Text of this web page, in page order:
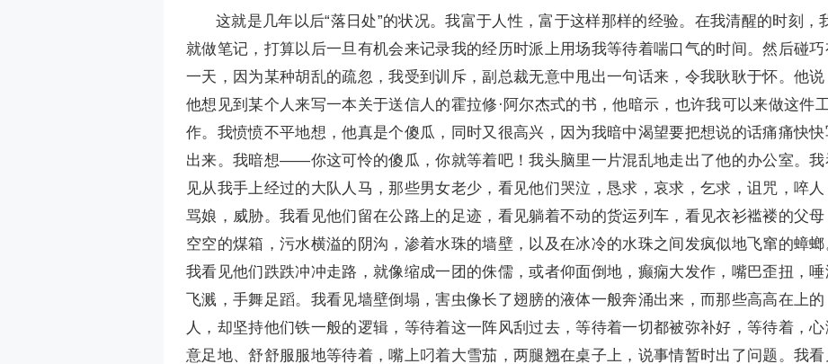
这就是几年以后“落日处”的状况。我富于人性，富于这样那样的经验。在我清醒的时刻，
就做笔记，打算以后一旦有机会来记录我的经历时派上用场我等待着喘口气的时间。然后碰巧
一天，因为某种胡乱的疏忽，我受到训斥，副总裁无意中甩出一句话来，令我耿耿于怀。他说
他想见到某个人来写一本关于送信人的霍拉修·阿尔杰式的书，他暗示，也许我可以来做这件工
作。我愤愤不平地想，他真是个傻瓜，同时又很高兴，因为我暗中渴望要把想说的话痛痛快快
出来。我暗想——你这可怜的傻瓜，你就等着吧！我头脑里一片混乱地走出了他的办公室。我
见从我手上经过的大队人马，那些男女老少，看见他们哭泣，恳求，哀求，乞求，诅咒，啐人
骂娘，威胁。我看见他们留在公路上的足迹，看见躺着不动的货运列车，看见衣衫褴褛的父母
空空的煤箱，污水横溢的阴沟，渗着水珠的墙壁，以及在冰冷的水珠之间发疯似地飞窜的蟑螂
我看见他们跌跌冲冲走路，就像缩成一团的侏儒，或者仰面倒地，癫痫大发作，嘴巴歪扭，唾
飞溅，手舞足蹈。我看见墙壁倒塌，害虫像长了翅膀的液体一般奔涌出来，而那些高高在上的
人，却坚持他们铁一般的逻辑，等待着这一阵风刮过去，等待着一切都被弥补好，等待着，心
意足地、舒舒服服地等待着，嘴上叼着大雪茄，两腿翘在桌子上，说事情暂时出了问题。我看